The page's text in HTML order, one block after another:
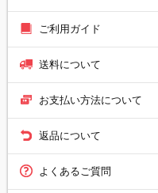
ご利用ガイド
送料について
お支払い方法について
返品について
よくあるご質問